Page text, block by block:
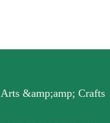
&amp;amp; Crafts